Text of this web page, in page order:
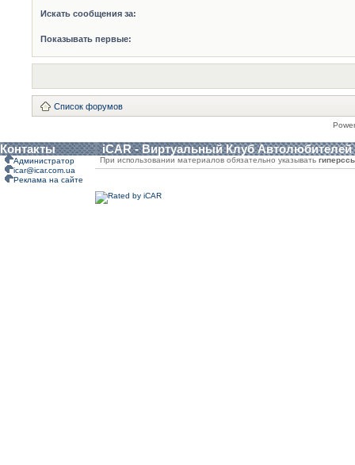
Искать сообщения за:
Показывать первые:
Список форумов
Контакты iCAR - Виртуальный Клуб Автолюбителей
Администратор
icar@icar.com.ua
Реклама на сайте
При использовании материалов обязательно указывать